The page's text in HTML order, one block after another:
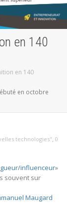
en 140
en 140
en octobre
technologies", 0
influenceur»
souvent sur
Maugard